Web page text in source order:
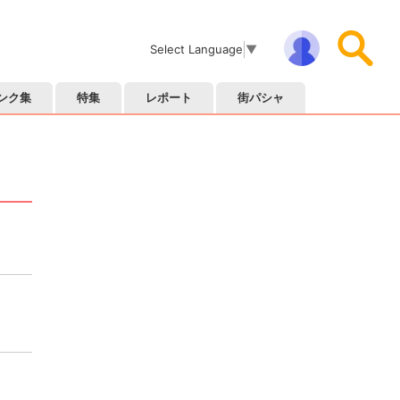
Select Language ▼
ク集 特集 レポート 街パシャ